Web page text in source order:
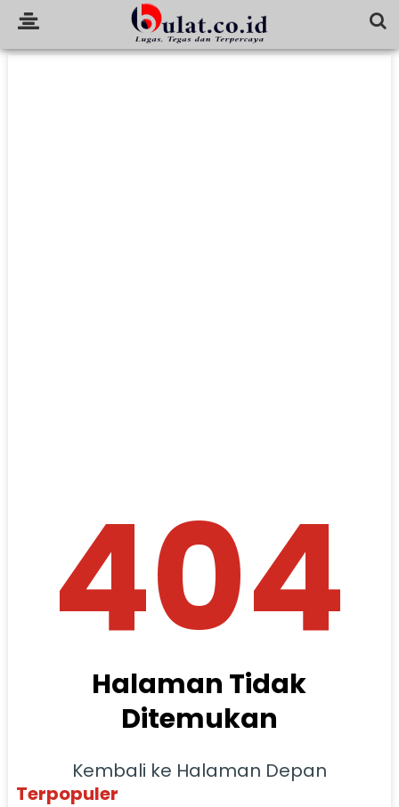
404
Halaman Tidak
Ditemukan
Kembali ke Halaman Depan
Terpopuler